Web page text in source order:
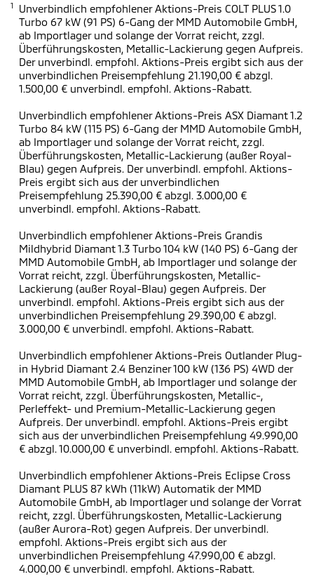
1
Unverbindlich empfohlener Aktions-Preis COLT PLUS 1.0
Turbo 67 kW (91 PS) 6-Gang der MMD Automobile GmbH,
ab Importlager und solange der Vorrat reicht, zzgl.
Überführungskosten, Metallic-Lackierung gegen Aufpreis.
Der unverbindl. empfohl. Aktions-Preis ergibt sich aus der
unverbindlichen Preisempfehlung 21.190,00 € abzgl.
1.500,00 € unverbindl. empfohl. Aktions-Rabatt.
Unverbindlich empfohlener Aktions-Preis ASX Diamant 1.2
Turbo 84 kW (115 PS) 6-Gang der MMD Automobile GmbH,
ab Importlager und solange der Vorrat reicht, zzgl.
Überführungskosten, Metallic-Lackierung (außer Royal-
Blau) gegen Aufpreis. Der unverbindl. empfohl. Aktions-
Preis ergibt sich aus der unverbindlichen
Preisempfehlung 25.390,00 € abzgl. 3.000,00 €
unverbindl. empfohl. Aktions-Rabatt.
Unverbindlich empfohlener Aktions-Preis Grandis
Mildhybrid Diamant 1.3 Turbo 104 kW (140 PS) 6-Gang der
MMD Automobile GmbH, ab Importlager und solange der
Vorrat reicht, zzgl. Überführungskosten, Metallic-
Lackierung (außer Royal-Blau) gegen Aufpreis. Der
unverbindl. empfohl. Aktions-Preis ergibt sich aus der
unverbindlichen Preisempfehlung 29.390,00 € abzgl.
3.000,00 € unverbindl. empfohl. Aktions-Rabatt.
Unverbindlich empfohlener Aktions-Preis Outlander Plug-
in Hybrid Diamant 2.4 Benziner 100 kW (136 PS) 4WD der
MMD Automobile GmbH, ab Importlager und solange der
Vorrat reicht, zzgl. Überführungskosten, Metallic-,
Perleffekt- und Premium-Metallic-Lackierung gegen
Aufpreis. Der unverbindl. empfohl. Aktions-Preis ergibt
sich aus der unverbindlichen Preisempfehlung 49.990,00
€ abzgl. 10.000,00 € unverbindl. empfohl. Aktions-Rabatt.
Unverbindlich empfohlener Aktions-Preis Eclipse Cross
Diamant PLUS 87 kWh (11kW) Automatik der MMD
Automobile GmbH, ab Importlager und solange der Vorrat
reicht, zzgl. Überführungskosten, Metallic-Lackierung
(außer Aurora-Rot) gegen Aufpreis. Der unverbindl.
empfohl. Aktions-Preis ergibt sich aus der
unverbindlichen Preisempfehlung 47.990,00 € abzgl.
4.000,00 € unverbindl. empfohl. Aktions-Rabatt.